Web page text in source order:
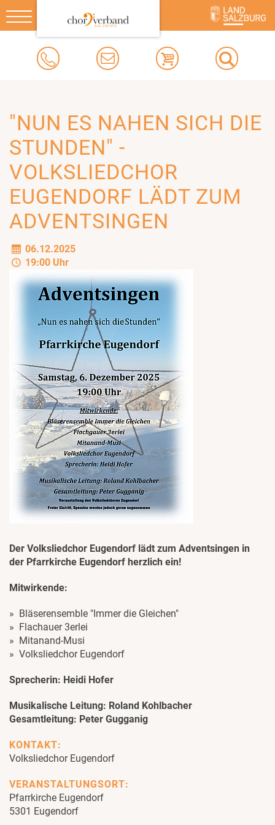
Toggle
navigation
"NUN ES NAHEN SICH DIE
STUNDEN" -
VOLKSLIEDCHOR
EUGENDORF LÄDT ZUM
ADVENTSINGEN
06.12.2025
19:00 Uhr
Der Volksliedchor Eugendorf lädt zum Adventsingen in
der Pfarrkirche Eugendorf herzlich ein!
Mitwirkende:
Bläserensemble "Immer die Gleichen"
Flachauer 3erlei
Mitanand-Musi
Volksliedchor Eugendorf
Sprecherin: Heidi Hofer
Musikalische Leitung: Roland Kohlbacher
Gesamtleitung: Peter Gugganig
KONTAKT:
Volksliedchor Eugendorf
VERANSTALTUNGSORT:
Pfarrkirche Eugendorf
5301 Eugendorf